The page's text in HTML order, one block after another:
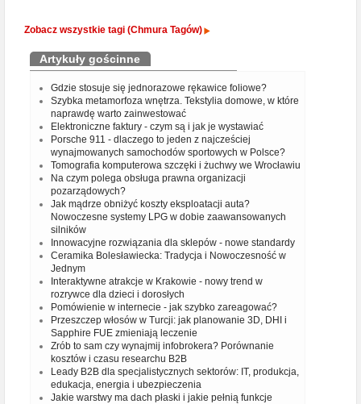
Zobacz wszystkie tagi (Chmura Tagów)
Artykuły gościnne
Gdzie stosuje się jednorazowe rękawice foliowe?
Szybka metamorfoza wnętrza. Tekstylia domowe, w które
naprawdę warto zainwestować
Elektroniczne faktury - czym są i jak je wystawiać
Porsche 911 - dlaczego to jeden z najcześciej
wynajmowanych samochodów sportowych w Polsce?
Tomografia komputerowa szczęki i żuchwy we Wrocławiu
Na czym polega obsługa prawna organizacji
pozarządowych?
Jak mądrze obniżyć koszty eksploatacji auta?
Nowoczesne systemy LPG w dobie zaawansowanych
silników
Innowacyjne rozwiązania dla sklepów - nowe standardy
Ceramika Bolesławiecka: Tradycja i Nowoczesność w
Jednym
Interaktywne atrakcje w Krakowie - nowy trend w
rozrywce dla dzieci i dorosłych
Pomówienie w internecie - jak szybko zareagować?
Przeszczep włosów w Turcji: jak planowanie 3D, DHI i
Sapphire FUE zmieniają leczenie
Zrób to sam czy wynajmij infobrokera? Porównanie
kosztów i czasu researchu B2B
Leady B2B dla specjalistycznych sektorów: IT, produkcja,
edukacja, energia i ubezpieczenia
Jakie warstwy ma dach płaski i jakie pełnią funkcje